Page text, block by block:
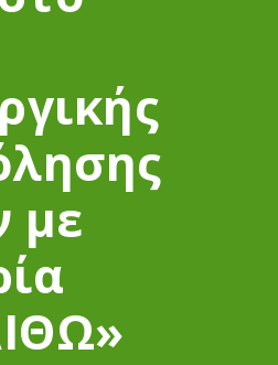
με